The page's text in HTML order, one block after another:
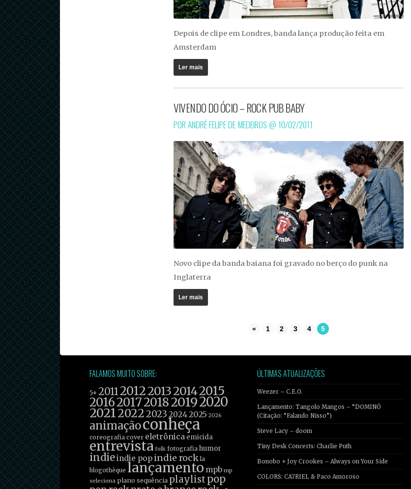
Depois de clipe em Londres, banda lança produção feita em
Amsterdam
Ler mais
VIVENDO DO ÓCIO – ROCK PUB BABY
POR ANDRÉ FELIPE DE MEDEIROS @10/02/2011
Novo clipe da banda baiana foi gravado no berço do punk na
Inglaterra
Ler mais
« 1 2 3 4 5
FALAMOS MUITO SOBRE:
5+ 20112012201320142015
20162017201820192020
202120222023 20242025 2026
animaçãoconheça
coreografia cover eletrônica emicida
entrevista folk fotografia humor
indieindie pop indie rock la
blogothèque lançamento mpb mp
seleciona plano sequência playlist pop
ÚLTIMAS ATUALIZAÇÕES
Weezer – C.E.O.
Lançamento: Tangolo Mangos – “DOMINÓ
(Citação: “Falando Nisso”)
Steve Lacy – doom
Tiny Desk Concerts: Charlie Puth
Bonobo + Joy Crookes – Always on Your Side
COLORS: CA7RIEL & Paco Amoroso